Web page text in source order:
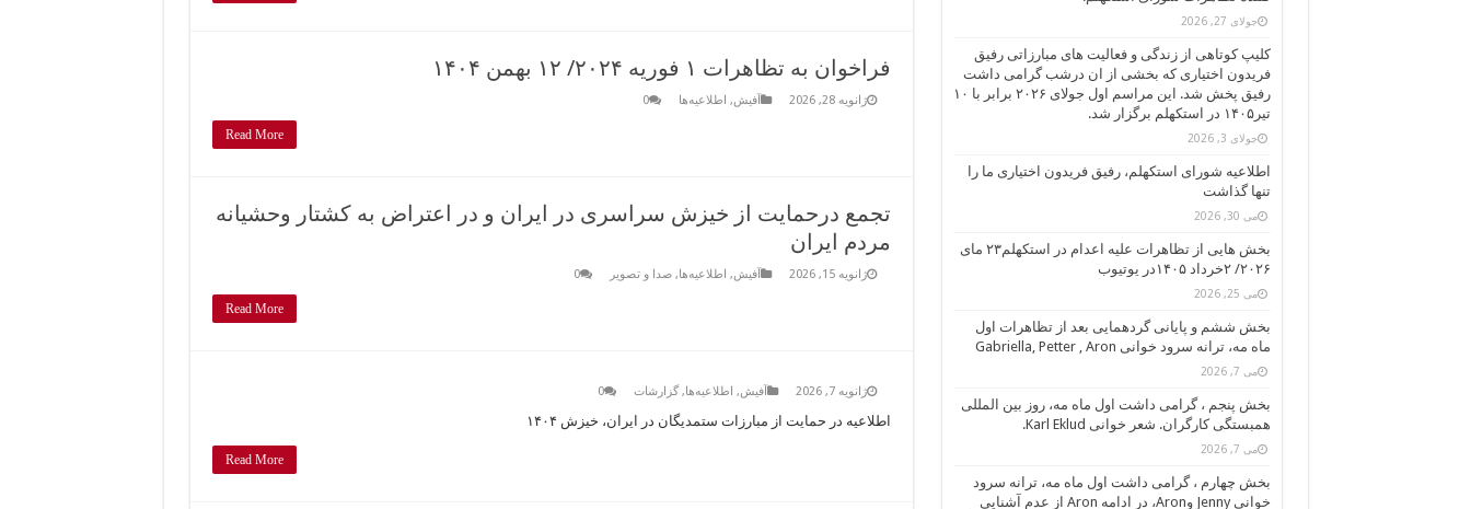
فراخوان به تظاهرات ۱ فوریه ۲۰۲۴/ ۱۲ بهمن ۱۴۰۴
ژانویه 28, 2026 آفیش, اطلاعیه‌ها 0
Read More
تجمع درحمایت از خیزش سراسری در ایران و در اعتراض به کشتار وحشیانه
مردم ایران
ژانویه 15, 2026 آفیش, اطلاعیه‌ها,صدا و تصویر 0
Read More
ژانویه 7, 2026 آفیش, اطلاعیه‌ها,گزارشات 0
اطلاعیه در حمایت از مبارزات ستمدیگان در ایران، خیزش ۱۴۰۴
Read More
جولای 27, 2026
کلیپ کوتاهی از زندگی و فعالیت های مبارزاتی رفیق
فریدون اختیاری که بخشی از ان درشب گرامی داشت
رفیق پخش شد. این مراسم اول جولای ۲۰۲۶ برابر با ۱۰
تیر۱۴۰۵ در استکهلم برگزار شد.
جولای 3, 2026
اطلاعیه شورای استکهلم، رفیق فریدون اختیاری ما را
تنها گذاشت
می 30, 2026
بخش هايی از تظاهرات علیه اعدام در استکهلم۲۳ مای
۲۰۲۶/ ۲خرداد ۱۴۰۵در یوتیوب
می 25, 2026
بخش ششم و پایانی گردهمايی بعد از تظاهرات اول
ماه مه، ترانه سرود خوانی Gabriella, Petter , Aron
می 7, 2026
بخش پنجم ، گرامی داشت اول ماه مه، روز بین المللی
همبستگی کارگران. شعر خوانی Karl Eklud.
می 7, 2026
بخش چهارم ، گرامی داشت اول ماه مه، ترانه سرود
خوانی Jenny وAron، در ادامه Aron از عدم آشنایی